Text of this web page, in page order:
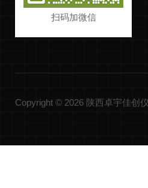
扫码加微信
Copyright © 2026 陕西卓宇佳创